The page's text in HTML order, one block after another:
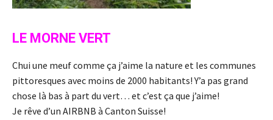
LE MORNE VERT
Chui une meuf comme ça j’aime la nature et les communes
pittoresques avec moins de 2000 habitants! Y’a pas grand
chose là bas à part du vert… et c’est ça que j’aime!
Je rêve d’un AIRBNB à Canton Suisse!